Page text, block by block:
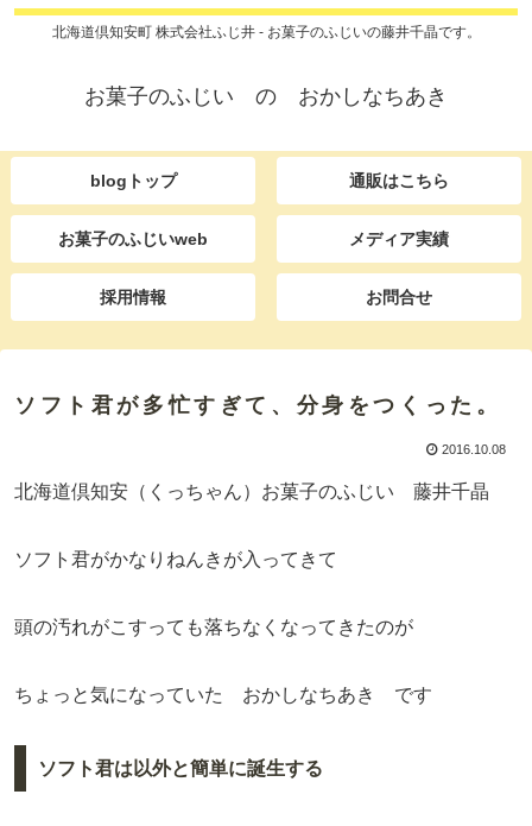
北海道倶知安町 株式会社ふじ井 - お菓子のふじいの藤井千晶です。
お菓子のふじい の おかしなちあき
blogトップ 通販はこちら
お菓子のふじいweb メディア実績
採用情報 お問合せ
ソフト君が多忙すぎて、分身をつくった。
2016.10.08
北海道倶知安（くっちゃん）お菓子のふじい 藤井千晶
ソフト君がかなりねんきが入ってきて
頭の汚れがこすっても落ちなくなってきたのが
ちょっと気になっていた おかしなちあき です
ソフト君は以外と簡単に誕生する